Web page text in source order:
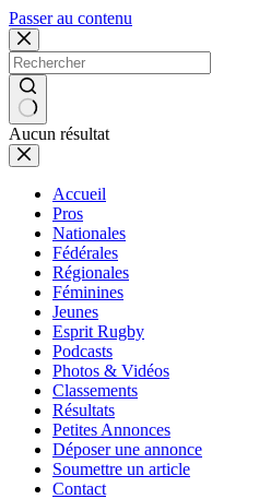
Passer au contenu
Aucun résultat
Accueil
Pros
Nationales
Fédérales
Régionales
Féminines
Jeunes
Esprit Rugby
Podcasts
Photos & Vidéos
Classements
Résultats
Petites Annonces
Déposer une annonce
Soumettre un article
Contact